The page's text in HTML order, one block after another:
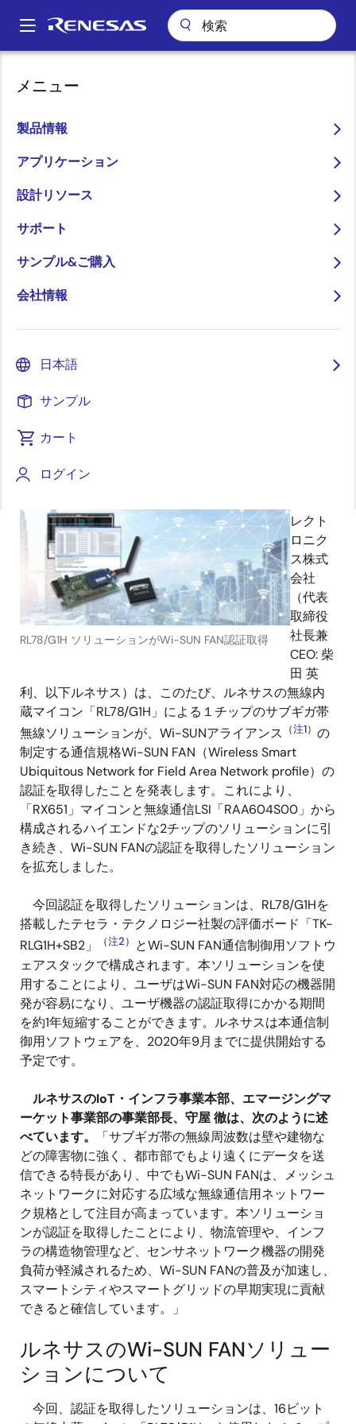
ン
Main
メニュー
製品情報
アプリケーション
設計リソース
サポート
サンプル&ご購入
会社情報
日本語
サンプル
カート
ログイン
パ
ン
く
ず
無線内蔵マイコン「RL78/G1H」を使用した１チップソリューションに
無線内蔵マイコン
「RL78/G1H」を使用した１
チップソリューションによ
り、国際無線通信規格Wi-
SUN FANの認証取得ソリュ
ーションを拡充
2020年3月12日
RL78/G1H ソリューションがWi-SUN FAN認証取得
レクト
ロニク
ス株式
会社
（代表
取締役
社長兼
CEO: 柴
田 英
利、以下ルネサス）は、このたび、ルネサスの無線内
蔵マイコン「RL78/G1H」による１チップのサブギガ帯
無線ソリューションが、Wi-SUNアライアンス （注1） の
制定する通信規格Wi-SUN FAN（Wireless Smart
Ubiquitous Network for Field Area Network profile）の
認証を取得したことを発表します。これにより、
「RX651」マイコンと無線通信LSI「RAA604S00」から
構成されるハイエンドな2チップのソリューションに引
き続き、Wi-SUN FANの認証を取得したソリューション
を拡充しました。
今回認証を取得したソリューションは、RL78/G1Hを
搭載したテセラ・テクノロジー社製の評価ボード「TK-
RLG1H+SB2」
（注2） とWi-SUN FAN通信制御用ソフトウ
ェアスタックで構成されます。本ソリューションを使
用することにより、ユーザはWi-SUN FAN対応の機器開
発が容易になり、ユーザ機器の認証取得にかかる期間
を約1年短縮することができます。ルネサスは本通信制
御用ソフトウェアを、2020年9月までに提供開始する
予定です。
ルネサスのIoT・インフラ事業本部、エマージングマ
ーケット事業部の事業部長、守屋 徹は、次のように述
べています。
「サブギガ帯の無線周波数は壁や建物な
どの障害物に強く、都市部でもより遠くにデータを送
信できる特長があり、中でもWi-SUN FANは、メッシュ
ネットワークに対応する広域な無線通信用ネットワー
ク規格として注目が高まっています。本ソリューショ
ンが認証を取得したことにより、物流管理や、インフ
ラの構造物管理など、センサネットワーク機器の開発
負荷が軽減されるため、Wi-SUN FANの普及が加速し、
スマートシティやスマートグリッドの早期実現に貢献
できると確信しています。」
ルネサスのWi-SUN FANソリュー
ションについて
今回、認証を取得したソリューションは、16ビット